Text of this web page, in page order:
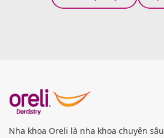
Nha khoa Oreli là nha khoa chuyên